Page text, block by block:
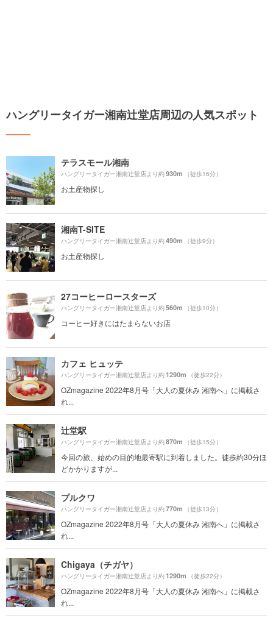
ハングリータイガー湘南辻堂店周辺の人気スポット
テラスモール湘南
ハングリータイガー湘南辻堂店より約930m （徒歩16分）
お土産物探し
湘南T-SITE
ハングリータイガー湘南辻堂店より約490m （徒歩9分）
お土産物探し
27コーヒーロースターズ
ハングリータイガー湘南辻堂店より約560m （徒歩10分）
コーヒー好きにはたまらないお店
カフェ ヒュッテ
ハングリータイガー湘南辻堂店より約1290m （徒歩22分）
OZmagazine 2022年8月号「大人の夏休み 湘南へ」に掲載さ
れ...
辻堂駅
ハングリータイガー湘南辻堂店より約870m （徒歩15分）
今回の旅、始めの目的地最寄駅に到着しました。徒歩約30分ほ
どかかりますが...
プルクワ
ハングリータイガー湘南辻堂店より約770m （徒歩13分）
OZmagazine 2022年8月号「大人の夏休み 湘南へ」に掲載さ
れ...
Chigaya（チガヤ）
ハングリータイガー湘南辻堂店より約1290m （徒歩22分）
OZmagazine 2022年8月号「大人の夏休み 湘南へ」に掲載さ
れ...